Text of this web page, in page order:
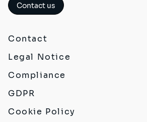
Contact us
Contact
Legal Notice
Compliance
GDPR
Cookie Policy